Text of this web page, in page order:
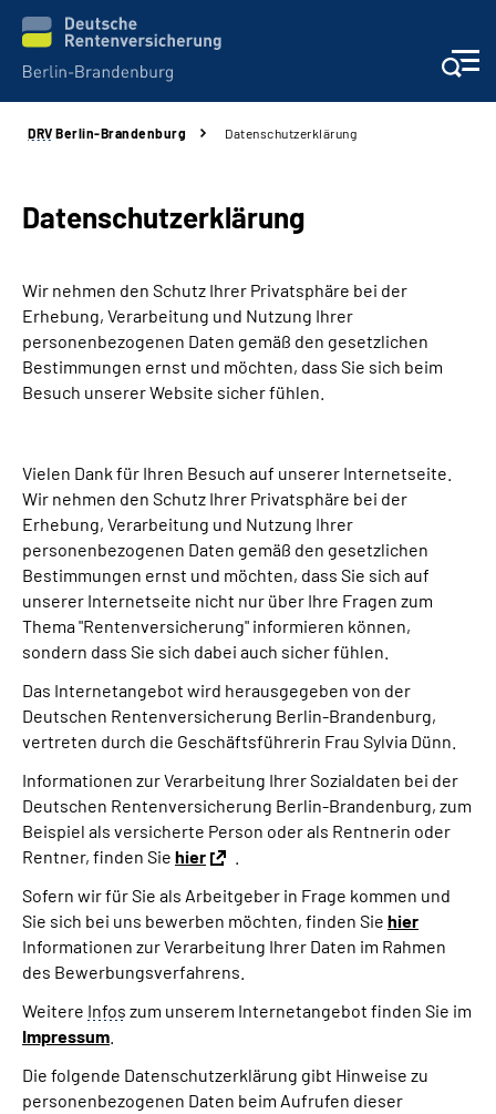
Aktuelles
Services
Über uns
Inhalte in Gebärdensprache (DGS)
Leichte Sprache
Suche
Mein Kundenportal
DRV Berlin-Brandenburg Datenschutzerklärung
Datenschutzerklärung
Wir nehmen den Schutz Ihrer Privatsphäre bei der
Erhebung, Verarbeitung und Nutzung Ihrer
personenbezogenen Daten gemäß den gesetzlichen
Bestimmungen ernst und möchten, dass Sie sich beim
Besuch unserer Website sicher fühlen.
Vielen Dank für Ihren Besuch auf unserer Internetseite.
Wir nehmen den Schutz Ihrer Privatsphäre bei der
Erhebung, Verarbeitung und Nutzung Ihrer
personenbezogenen Daten gemäß den gesetzlichen
Bestimmungen ernst und möchten, dass Sie sich auf
unserer Internetseite nicht nur über Ihre Fragen zum
Thema "Rentenversicherung" informieren können,
sondern dass Sie sich dabei auch sicher fühlen.
Das Internetangebot wird herausgegeben von der
Deutschen Rentenversicherung Berlin-Brandenburg,
vertreten durch die Geschäftsführerin Frau Sylvia Dünn.
Informationen zur Verarbeitung Ihrer Sozialdaten bei der
Deutschen Rentenversicherung Berlin-Brandenburg, zum
Beispiel als versicherte Person oder als Rentnerin oder
Rentner, finden Sie hier
Sofern wir für Sie als Arbeitgeber in Frage kommen und
Sie sich bei uns bewerben möchten, finden Sie hier
Informationen zur Verarbeitung Ihrer Daten im Rahmen
des Bewerbungsverfahrens.
Weitere Infos zum unserem Internetangebot finden Sie im
Impressum
Die folgende Datenschutzerklärung gibt Hinweise zu
personenbezogenen Daten beim Aufrufen dieser